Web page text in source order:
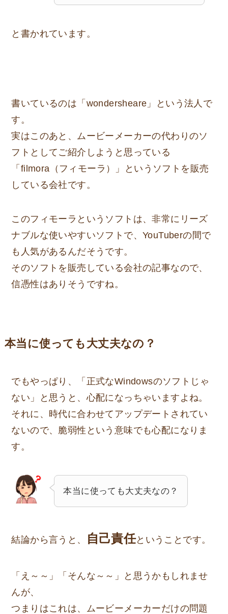
と書かれています。
書いているのは「wondersheare」という法人で
す。
実はこのあと、ムービーメーカーの代わりのソ
フトとしてご紹介しようと思っている
「filmora（フィモーラ）」というソフトを販売
している会社です。
このフィモーラというソフトは、非常にリーズ
ナブルな使いやすいソフトで、YouTuberの間で
も人気があるんだそうです。
そのソフトを販売している会社の記事なので、
信憑性はありそうですね。
本当に使っても大丈夫なの？
でもやっぱり、「正式なWindowsのソフトじゃ
ない」と思うと、心配になっちゃいますよね。
それに、時代に合わせてアップデートされてい
ないので、脆弱性という意味でも心配になりま
す。
本当に使っても大丈夫なの？
結論から言うと、 自己責任ということです。
「え～～」「そんな～～」と思うかもしれませ
んが、
つまりはこれは、ムービーメーカーだけの問題